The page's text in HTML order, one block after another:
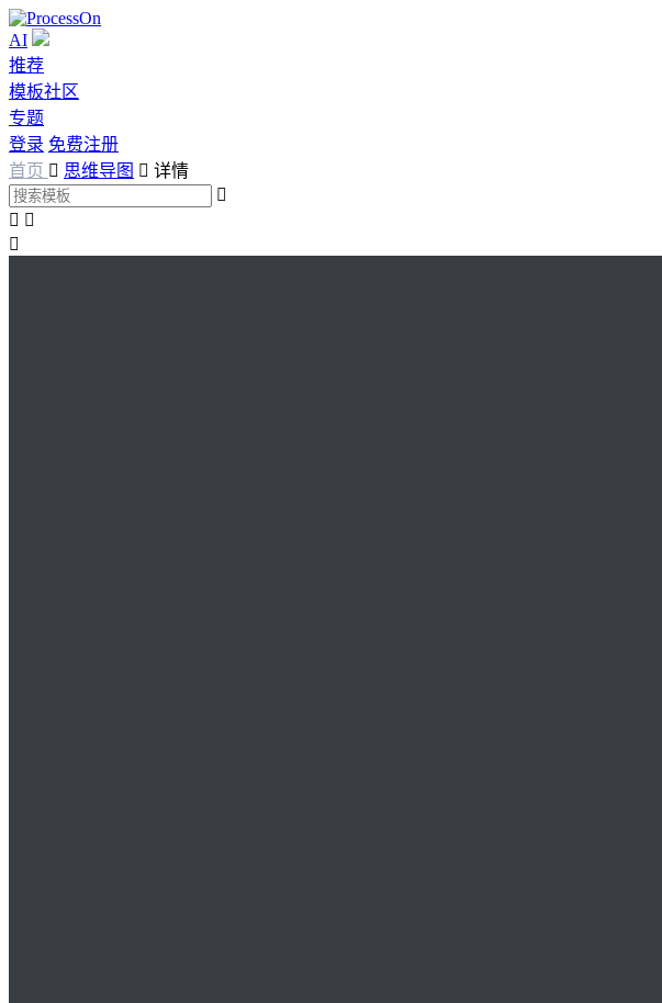
AI
推荐
模板社区
专题
登录 免费注册
首页  思维导图  详情

 
